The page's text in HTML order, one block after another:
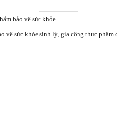
bảo vệ sức khỏe
vệ sức khỏe sinh lý,gia công thực phẩm